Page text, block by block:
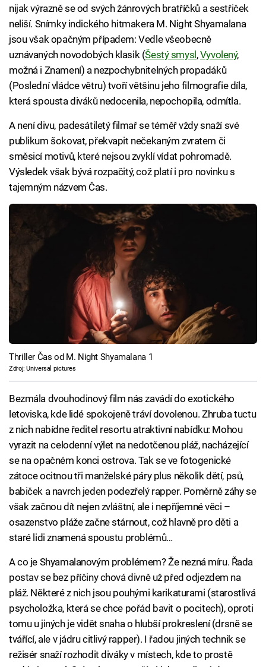
nijak výrazně se od svých žánrových bratříčků a sestřiček
neliší. Snímky indického hitmakera M. Night Shyamalana
jsou však opačným případem: Vedle všeobecně
uznávaných novodobých klasik (Šestý smysl ,Vyvolený,
možná i Znamení) a nezpochybnitelných propadáků
(Poslední vládce větru) tvoří většinu jeho filmografie díla,
která spousta diváků nedocenila, nepochopila, odmítla.
A není divu, padesátiletý filmař se téměř vždy snaží své
publikum šokovat, překvapit nečekaným zvratem či
směsicí motivů, které nejsou zvyklí vídat pohromadě.
Výsledek však bývá rozpačitý, což platí i pro novinku s
tajemným názvem Čas.
Thriller Čas od M. Night Shyamalana 1
Zdroj: Universal pictures
Bezmála dvouhodinový film nás zavádí do exotického
letoviska, kde lidé spokojeně tráví dovolenou. Zhruba tuctu
z nich nabídne ředitel resortu atraktivní nabídku: Mohou
vyrazit na celodenní výlet na nedotčenou pláž, nacházející
se na opačném konci ostrova. Tak se ve fotogenické
zátoce ocitnou tři manželské páry plus několik dětí, psů,
babiček a navrch jeden podezřelý rapper. Poměrně záhy se
však začnou dít nejen zvláštní, ale i nepříjemné věci –
osazenstvo pláže začne stárnout, což hlavně pro děti a
staré lidi znamená spoustu problémů…
A co je Shyamalanovým problémem? Že nezná míru. Řada
postav se bez příčiny chová divně už před odjezdem na
pláž. Některé z nich jsou pouhými karikaturami (starostlivá
psycholožka, která se chce pořád bavit o pocitech), oproti
tomu u jiných je vidět snaha o hlubší prokreslení (drsně se
tvářící, ale v jádru citlivý rapper). I řadou jiných technik se
režisér snaží rozhodit diváky v místech, kde to prostě